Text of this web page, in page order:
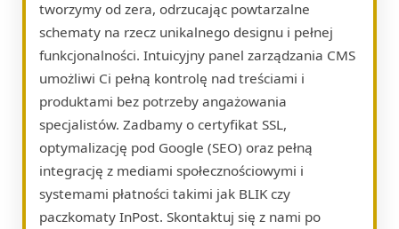
tworzymy od zera, odrzucając powtarzalne
schematy na rzecz unikalnego designu i pełnej
funkcjonalności. Intuicyjny panel zarządzania CMS
umożliwi Ci pełną kontrolę nad treściami i
produktami bez potrzeby angażowania
specjalistów. Zadbamy o certyfikat SSL,
optymalizację pod Google (SEO) oraz pełną
integrację z mediami społecznościowymi i
systemami płatności takimi jak BLIK czy
paczkomaty InPost. Skontaktuj się z nami po